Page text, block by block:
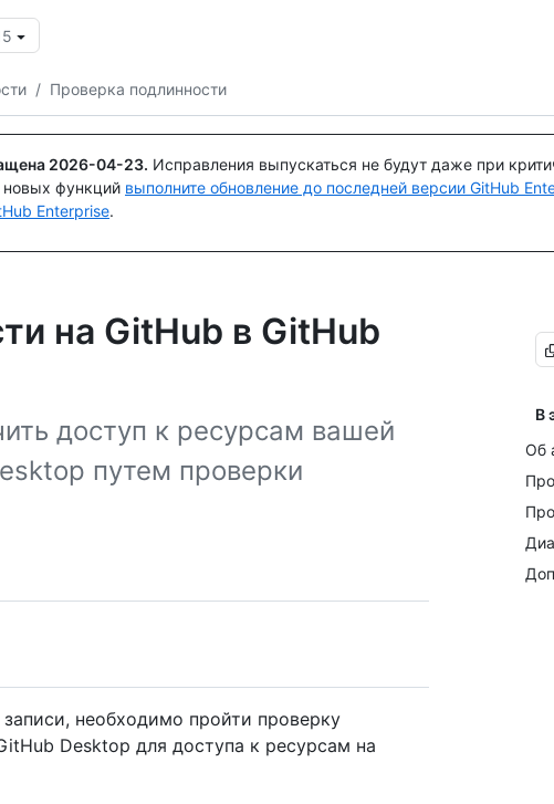
/ Проверка подлинности
2026-04-23. Исправления выпускаться не будут даже при
новых функций выполните обновление до последней версии GitHub
Enterprise.
на GitHub в GitHub
доступ к ресурсам вашей
путем проверки
В
Об
необходимо пройти проверку
Desktop для доступа к ресурсам на